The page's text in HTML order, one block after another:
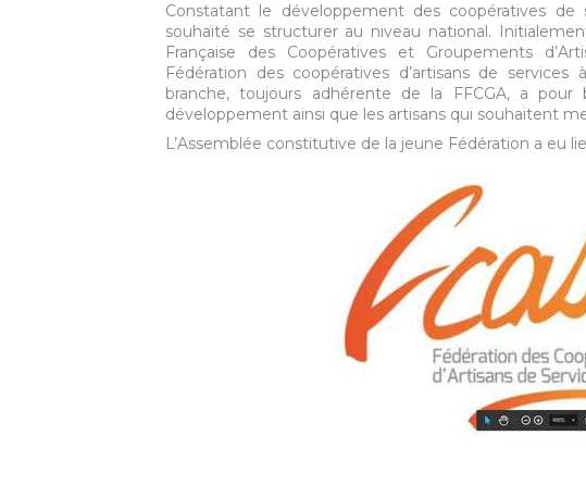
Constatant le développement des coopératives
souhaité se structurer au niveau national.
Française des Coopératives et Groupements
Fédération des coopératives d’artisans de
branche, toujours adhérente de la FFCGA, a
développement ainsi que les artisans qui souhaitent
L’Assemblée constitutive de la jeune Fédération a eu